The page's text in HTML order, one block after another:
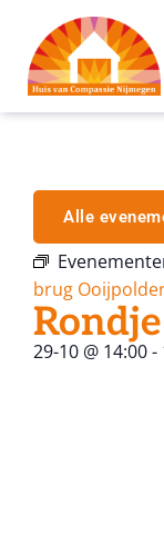
Alle
brug
29-10 @ 14:00-